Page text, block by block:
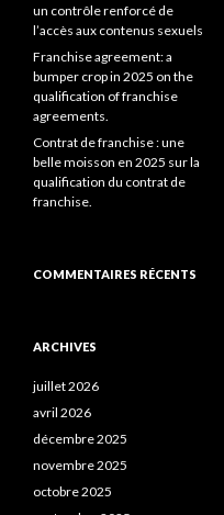
un contrôle renforcé de
l’accès aux contenus sexuels
Franchise agreement: a
bumper crop in 2025 on the
qualification of franchise
agreements.
Contrat de franchise : une
belle moisson en 2025 sur la
qualification du contrat de
franchise.
COMMENTAIRES RÉCENTS
ARCHIVES
juillet 2026
avril 2026
décembre 2025
novembre 2025
octobre 2025